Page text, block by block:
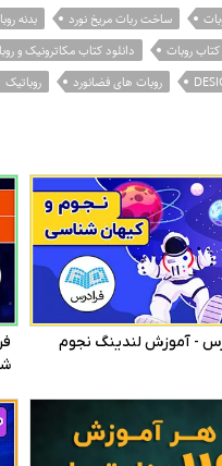
ساخت ربات مریخ نورد بدنه
کتاب روبات دانلود کتاب مکاترونیک و
روبات های فضانورد روباتیک